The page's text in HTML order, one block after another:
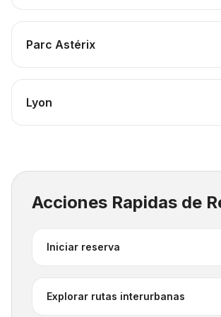
Parc Astérix
Lyon
Acciones Rapidas de
Iniciar reserva
Explorar rutas interurbanas